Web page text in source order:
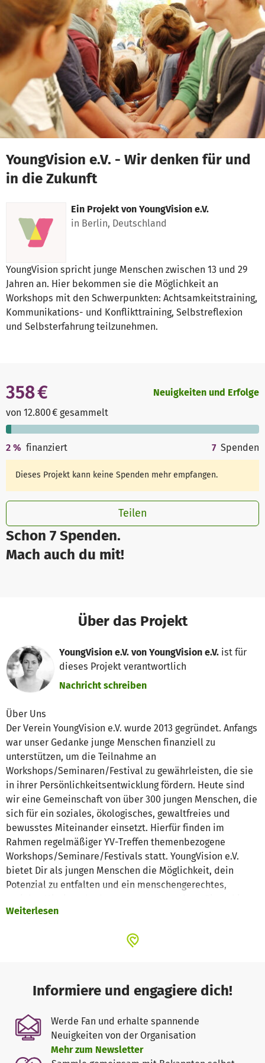
Zum Hauptinhalt springen
Erklärung zur Barrierefreiheit anzeigen
YoungVision e.V. - Wir denken für und
in die Zukunft
Ein Projekt von YoungVision e.V.
in Berlin, Deutschland
YoungVision spricht junge Menschen zwischen 13 und 29
Jahren an. Hier bekommen sie die Möglichkeit an
Workshops mit den Schwerpunkten: Achtsamkeitstraining,
Kommunikations- und Konflikttraining, Selbstreflexion
und Selbsterfahrung teilzunehmen.
Schon 7 Spenden.
Mach auch du mit!
358 €
von 12.800 € gesammelt
Neuigkeiten und Erfolge
2 % finanziert 7 Spenden
Dieses Projekt kann keine Spenden mehr empfangen.
Teilen
Über das Projekt
YoungVision e.V. von YoungVision e.V. ist für
dieses Projekt verantwortlich
Nachricht schreiben
Über Uns
Der Verein YoungVision e.V. wurde 2013 gegründet. Anfangs
war unser Gedanke junge Menschen finanziell zu
unterstützen, um die Teilnahme an
Workshops/Seminaren/Festival zu gewährleisten, die sie
in ihrer Persönlichkeitsentwicklung fördern. Heute sind
wir eine Gemeinschaft von über 300 jungen Menschen, die
sich für ein soziales, ökologisches, gewaltfreies und
bewusstes Miteinander einsetzt. Hierfür finden im
Rahmen regelmäßiger YV-Treffen themenbezogene
Workshops/Seminare/Festivals statt. YoungVision e.V.
bietet Dir als jungen Menschen die Möglichkeit, dein
Potenzial zu entfalten und ein menschengerechtes,
Monat findet ein Wochenendtreffen statt, bei dem
Gesellschaft, in der ehrliche und authentische
Kommunikation als selbstverständlich angesehen
werden. Auf den vier Ebenen Kommunikation,
Konfliktbewältigung, Selbstreflexion und Selbsterfahrung
können ein gesunder und nachhaltiger
zwischenmenschlicher Kontakt und ein erfülltes sowie
Weiterlesen
Informiere und engagiere dich!
Werde Fan und erhalte spannende
Neuigkeiten von der Organisation
Mehr zum Newsletter